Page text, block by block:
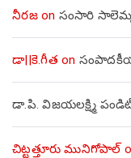
నీరజon సంసారి
డా||కె.గీత on
డా.పి. విజయలక్ష్మి
చిట్టత్తూరు మునిగోపాల్